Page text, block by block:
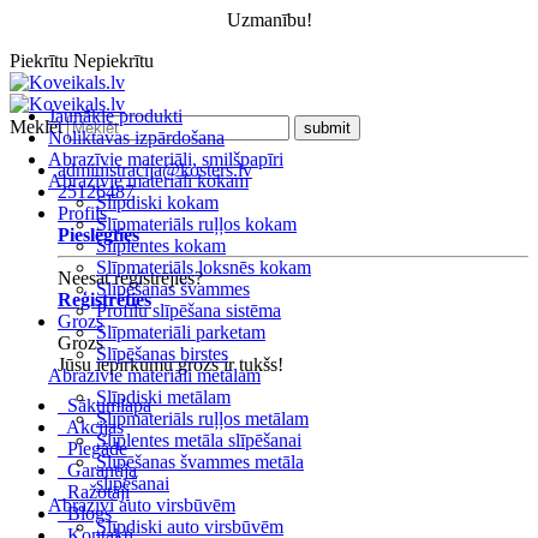
Uzmanību!
Piekrītu Nepiekrītu
Jaunākie produkti
Noliktavas izpārdošana
Abrazīvie materiāli, smilšpapīri
Abrazīvie materiāli kokam
Slīpdiski kokam
Slīpmateriāls ruļļos kokam
Slīplentes kokam
Slīpmateriāls loksnēs kokam
Slīpēšanas švammes
Profilu slīpēšana sistēma
Slīpmateriāli parketam
Slīpēšanas birstes
Abrazīvie materiāli metālam
Slīpdiski metālam
Slīpmateriāls ruļļos metālam
Slīplentes metāla slīpēšanai
Slīpēšanas švammes metāla
slīpēšanai
Abrazīvi auto virsbūvēm
Slīpdiski auto virsbūvēm
Meklēt
administracija@kosters.lv
25126487
Profils
Pieslēgties
Neesat reģistrējies?
Reģistrēties
Grozs
Grozs
Jūsu iepirkumu grozs ir tukšs!
Sākumlapa
Akcijas
Piegāde
Garantija
Ražotāji
Blogs